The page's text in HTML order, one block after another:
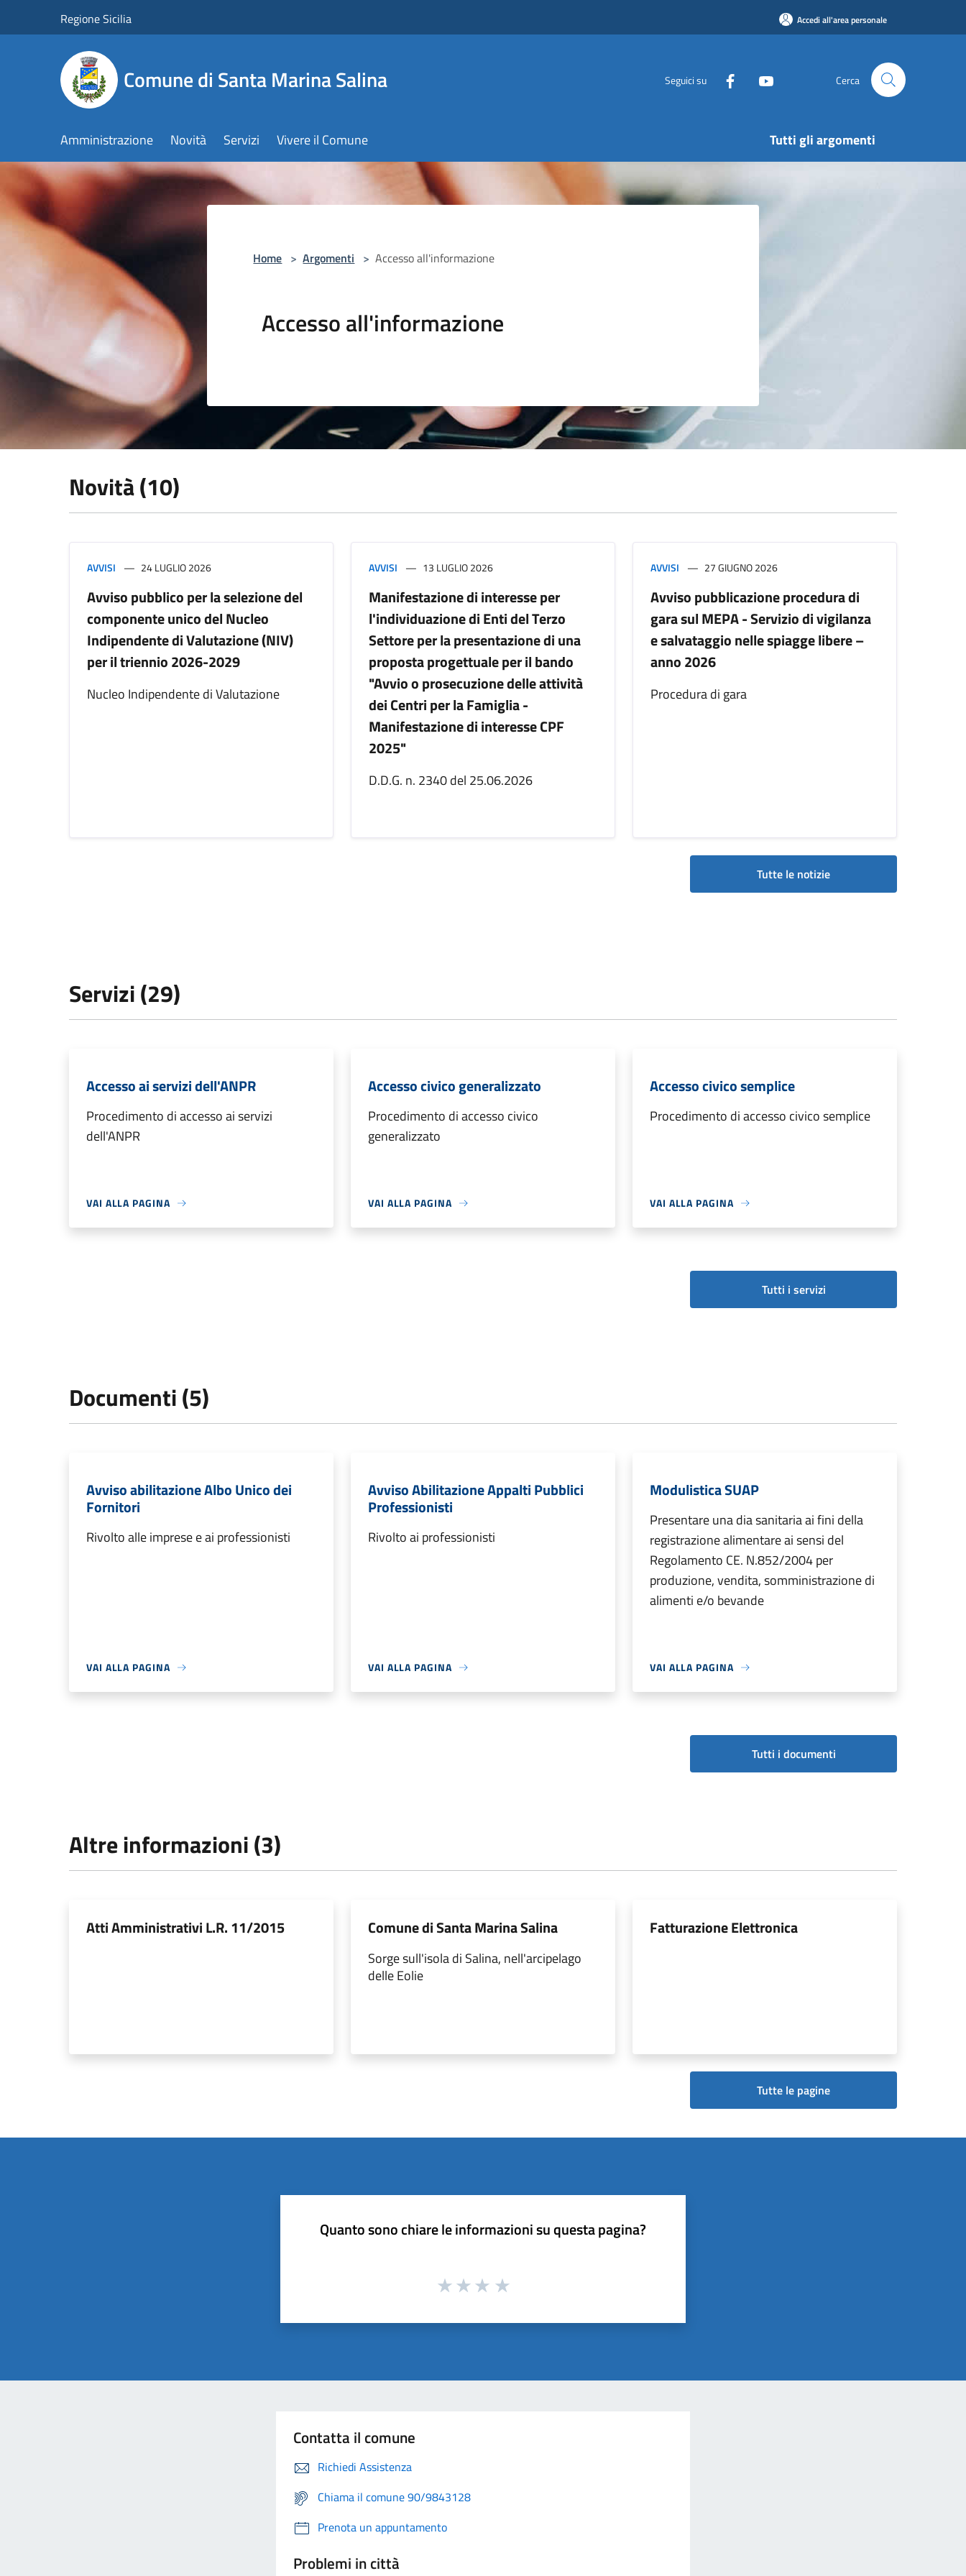
Regione Sicilia Accedi all'area personale
Comune di Santa Marina Salina Seguici su Cerca
Amministrazione Novità Servizi Vivere il Comune Tutti gli argomenti
Home > Argomenti > Accesso all'informazione
Accesso all'informazione
Novità (10)
AVVISI 24 LUGLIO 2026
Avviso pubblico per la selezione del
componente unico del Nucleo
Indipendente di Valutazione (NIV)
per il triennio 2026-2029
Nucleo Indipendente di Valutazione
AVVISI 13 LUGLIO 2026
Manifestazione di interesse per
l'individuazione di Enti del Terzo
Settore per la presentazione di una
proposta progettuale per il bando
"Avvio o prosecuzione delle attività
dei Centri per la Famiglia -
Manifestazione di interesse CPF
2025"
D.D.G. n. 2340 del 25.06.2026
AVVISI 27 GIUGNO 2026
Avviso pubblicazione procedura di
gara sul MEPA - Servizio di vigilanza
e salvataggio nelle spiagge libere –
anno 2026
Procedura di gara
Tutte le notizie
Servizi (29)
Accesso ai servizi dell'ANPR
Procedimento di accesso ai servizi
dell'ANPR
VAI ALLA PAGINA
Accesso civico generalizzato
Procedimento di accesso civico
generalizzato
VAI ALLA PAGINA
Accesso civico semplice
Procedimento di accesso civico semplice
VAI ALLA PAGINA
Tutti i servizi
Documenti (5)
Avviso abilitazione Albo Unico dei
Fornitori
Rivolto alle imprese e ai professionisti
VAI ALLA PAGINA
Avviso Abilitazione Appalti Pubblici
Professionisti
Rivolto ai professionisti
VAI ALLA PAGINA
Modulistica SUAP
Presentare una dia sanitaria ai fini della
registrazione alimentare ai sensi del
Regolamento CE. N.852/2004 per
produzione, vendita, somministrazione di
alimenti e/o bevande
VAI ALLA PAGINA
Tutti i documenti
Altre informazioni (3)
Atti Amministrativi L.R. 11/2015 Comune di Santa Marina Salina
Sorge sull'isola di Salina, nell'arcipelago
delle Eolie
Fatturazione Elettronica
Tutte le pagine
Quanto sono chiare le informazioni su questa pagina?
Contatta il comune
Richiedi Assistenza
Chiama il comune 90/9843128
Prenota un appuntamento
Problemi in città